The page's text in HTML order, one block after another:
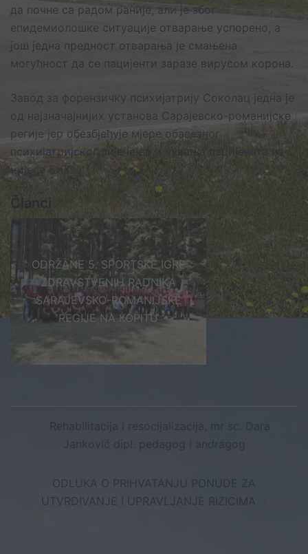
да почне са радом раније, али је због
епидемиолошке ситуације отварање успорено, а
још једна предност отварања је смањена
могућност да се пацијенти заразе вирусом корона.
Завод за форензичку психијатрију Соколац једна је
од најзначајнијих установа Сарајевско-романијске
регије јер обезбјеђује мјере обавезног
психијатријског лијечења и чувања пацијената из
цијеле БиХ.
Članci
ODRŽANE 5. SPORTSKE IGRE
ZDRAVSTVENIH RADNIKA
SARAJEVSKO-ROMANIJSKE
REGIJE NA KOPITU
ODLUKA O PRIHVATANJU PONUDE ZA
UTVRĐIVANJE I UPRAVLJANJE RIZICIMA